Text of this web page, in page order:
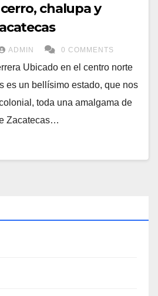
chalupa y
ADMIN 0 COMMENTS
Ubicado en el centro norte
es un bellísimo estado, que nos
toda una amalgama de
Zacatecas…